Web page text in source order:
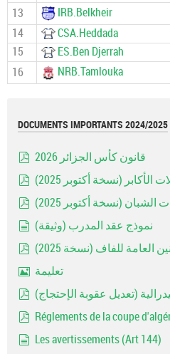
13
IRB.Belkheir
14
CSA.Heddada
15
ES.Ben Djerrah
16
NRB.Tamlouka
DOCUMENTS IMPORTANTS 2024/2025
قانون كأس الجزائر 2026
الأكابر (نسخة أكتوبر 2025)
(نسخة أكتوبر 2025)
نموذج عقد المدرب (وثيقة)
العامة للفاف (نسخة 2025)
تعليمة
(تعديل عقوبة الإحتجاج)
Réglements de la coupe
Les avertissements (Art 144)